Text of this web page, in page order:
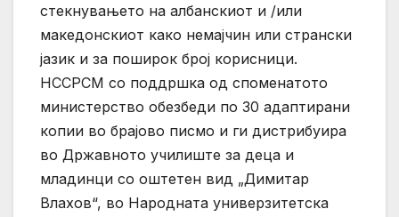
стекнувањето на албанскиот и /или
македонскиот како немајчин или странски
јазик и за поширок број корисници.
НССРСМ со поддршка од споменатото
министерство обезбеди по 30 адаптирани
копии во брајово писмо и ги дистрибуира
во Државното училиште за деца и
младинци со оштетен вид „Димитар
Влахов“, во Народната универзитетска